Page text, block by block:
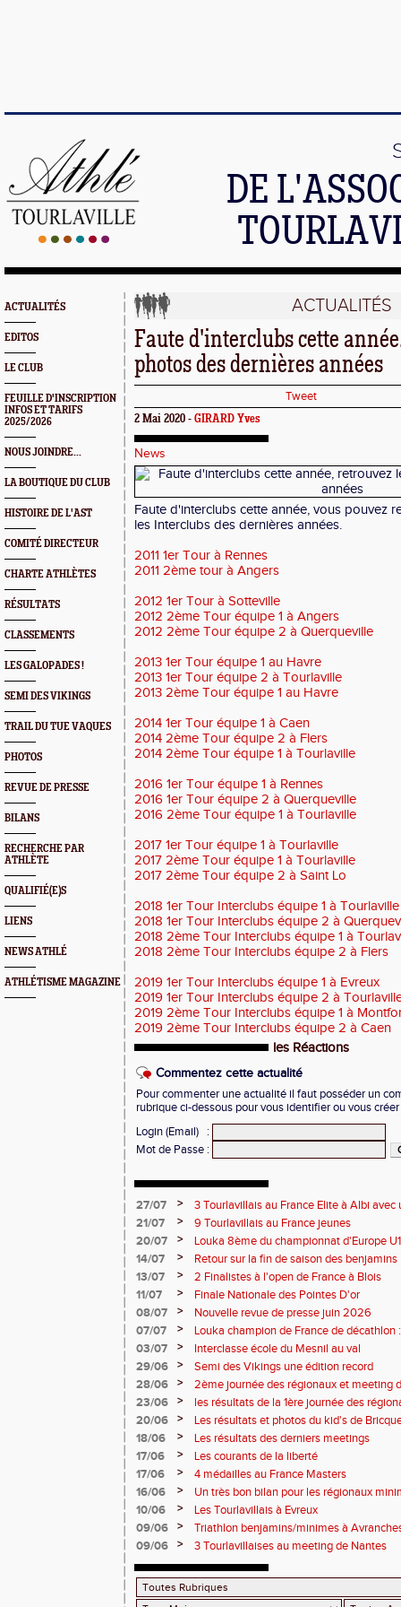
DE
ACTUALITÉS
EDITOS
LE CLUB
FEUILLE D'INSCRIPTION
INFOS ET TARIFS
2025/2026
NOUS JOINDRE...
LA BOUTIQUE DU CLUB
HISTOIRE DE L'AST
COMITÉ DIRECTEUR
CHARTE ATHLÈTES
RÉSULTATS
CLASSEMENTS
LES GALOPADES !
SEMI DES VIKINGS
TRAIL DU TUE VAQUES
PHOTOS
REVUE DE PRESSE
BILANS
RECHERCHE PAR
ATHLÈTE
QUALIFIÉ(E)S
LIENS
NEWS ATHLÉ
ATHLÉTISME MAGAZINE
ACTUALITÉS
Faute d'interclubs cette
photos des dernières années
Tweet
2 Mai 2020 - GIRARD Yves
News
Faute d'interclubs cette année, vous pouvez
les Interclubs des dernières années.
2011 1er Tour à Rennes
2011 2ème tour à Angers
2012 1er Tour à Sotteville
2012 2ème Tour équipe 1 à Angers
2012 2ème Tour équipe 2 à Querqueville
2013 1er Tour équipe 1 au Havre
2013 1er Tour équipe 2 à Tourlaville
2013 2ème Tour équipe 1 au Havre
2014 1er Tour équipe 1 à Caen
2014 2ème Tour équipe 2 à Flers
2014 2ème Tour équipe 1 à Tourlaville
2016 1er Tour équipe 1 à Rennes
2016 1er Tour équipe 2 à Querqueville
2016 2ème Tour équipe 1 à Tourlaville
2017 1er Tour équipe 1 à Tourlaville
2017 2ème Tour équipe 1 à Tourlaville
2017 2ème Tour équipe 2 à Saint Lo
2018 1er Tour Interclubs équipe 1 à Tourlaville
2018 1er Tour Interclubs équipe 2 à
2018 2ème Tour Interclubs équipe 1 à
2018 2ème Tour Interclubs équipe 2 à Flers
2019 1er Tour Interclubs équipe 1 à Evreux
2019 1er Tour Interclubs équipe 2 à
2019 2ème Tour Interclubs équipe 1 à
2019 2ème Tour Interclubs équipe 2 à Caen
les Réactions
Commentez cette actualité
Pour commenter une actualité il faut posséder un
rubrique ci-dessous pour vous identifier ou vous
Login (Email)
:
Mot de Passe :
27/07 >
3 Tourlavillais au France Elite à Albi
Juliette
21/07 >
9 Tourlavillais au France jeunes
20/07
>
Louka 8ème du championnat d'Europe
14/07
>
Retour sur la fin de saison des benjamins
13/07
>
2 Finalistes à l'open de France à Blois
11/07
>
Finale Nationale des Pointes D'or
08/07
>
Nouvelle revue de presse juin 2026
07/07
>
Louka champion de France de décathlon
points !
03/07 >
Interclasse école du Mesnil au val
29/06
>
Semi des Vikings une édition record
28/06
>
2ème journée des régionaux et meeting
23/06
>
les résultats de la 1ère journée des
2 titres
20/06 >
Les résultats et photos du kid's de
18/06
>
Les résultats des derniers meetings
17/06
>
Les courants de la liberté
17/06
>
4 médailles au France Masters
16/06
>
Un très bon bilan pour les régionaux
10/06
>
Les Tourlavillais à Evreux
09/06
>
Triathlon benjamins/minimes à
09/06
> 3 Tourlavillaises au meeting de Nantes